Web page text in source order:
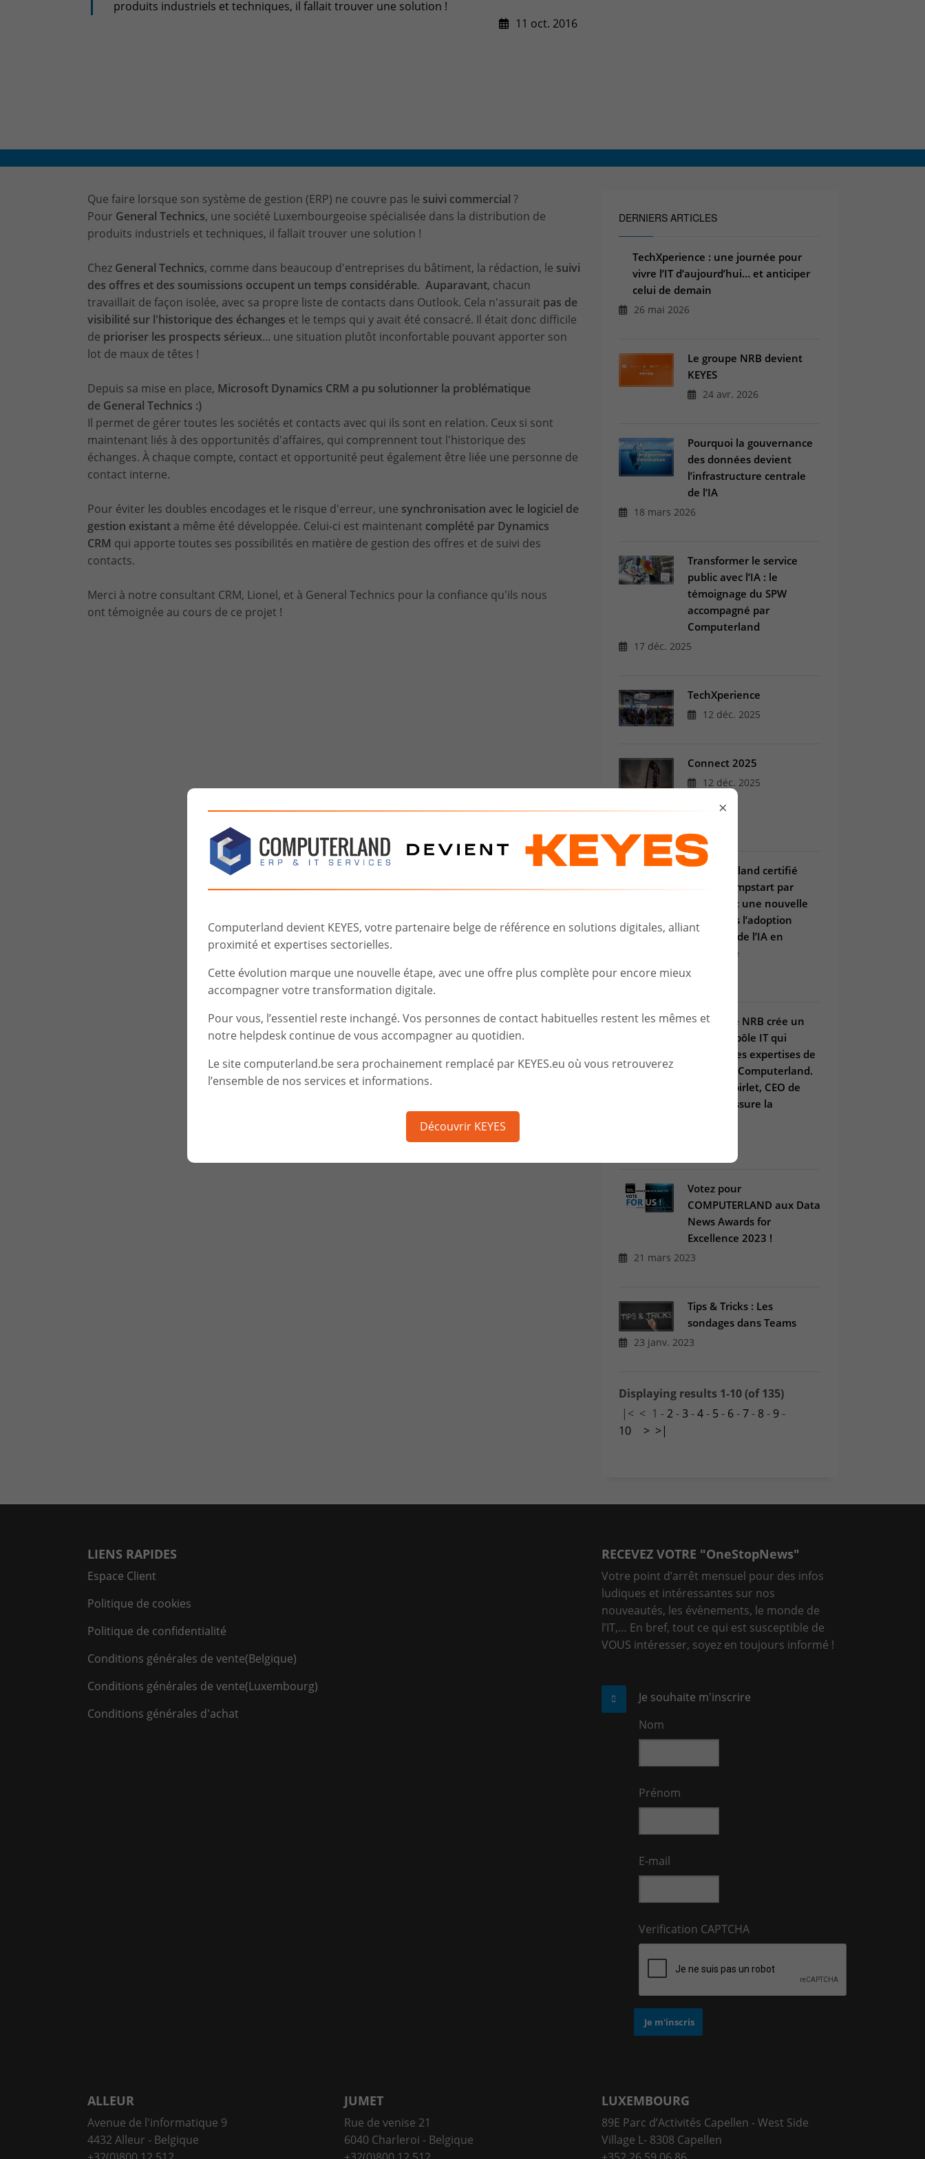
×
Computerland devient KEYES, votre partenaire belge de référence en solutions digitales, alliant
proximité et expertises sectorielles.
Cette évolution marque une nouvelle étape, avec une offre plus complète pour encore mieux
accompagner votre transformation digitale.
Pour vous, l’essentiel reste inchangé. Vos personnes de contact habituelles restent les mêmes et
notre helpdesk continue de vous accompagner au quotidien.
Le site computerland.be sera prochainement remplacé par KEYES.eu où vous retrouverez
l’ensemble de nos services et informations.
Découvrir KEYES
CONTACT & PLAN D'ACCES
produits industriels et techniques, il fallait trouver une solution !
11 oct. 2016
Que faire lorsque son système de gestion (ERP) ne couvre pas le suivi commercial ?
Pour General Technics, une société Luxembourgeoise spécialisée dans la distribution de
produits industriels et techniques, il fallait trouver une solution !
Chez General Technics, comme dans beaucoup d'entreprises du bâtiment, la rédaction, le suivi
des offres et des soumissions occupent un temps considérable. Auparavant, chacun
travaillait de façon isolée, avec sa propre liste de contacts dans Outlook. Cela n'assurait pas de
visibilité sur l'historique des échanges et le temps qui y avait été consacré. Il était donc difficile
de prioriser les prospects sérieux... une situation plutôt inconfortable pouvant apporter son
lot de maux de têtes !
Depuis sa mise en place, Microsoft Dynamics CRM a pu solutionner la problématique
de General Technics :)
Il permet de gérer toutes les sociétés et contacts avec qui ils sont en relation. Ceux si sont
maintenant liés à des opportunités d'affaires, qui comprennent tout l'historique des
échanges. À chaque compte, contact et opportunité peut également être liée une personne de
contact interne.
Pour éviter les doubles encodages et le risque d'erreur, une synchronisation avec le logiciel de
gestion existant a même été développée. Celui-ci est maintenant complété par Dynamics
CRM qui apporte toutes ses possibilités en matière de gestion des offres et de suivi des
contacts.
Merci à notre consultant CRM, Lionel, et à General Technics pour la confiance qu'ils nous
ont témoignée au cours de ce projet !
DERNIERS ARTICLES
TechXperience : une journée pour
vivre l’IT d’aujourd’hui… et anticiper
celui de demain
26 mai 2026
Le groupe NRB devient
KEYES
24 avr. 2026
Pourquoi la gouvernance
des données devient
l’infrastructure centrale
de l’IA
18 mars 2026
Transformer le service
public avec l’IA : le
témoignage du SPW
accompagné par
Computerland
17 déc. 2025
TechXperience
12 déc. 2025
Connect 2025
12 déc. 2025
Computerland certifié
Copilot Jumpstart par
Microsoft : une nouvelle
étape vers l’adoption
maîtrisée de l’IA en
entreprise
03 juil. 2025
Le Groupe NRB crée un
nouveau pôle IT qui
combine les expertises de
Win et de Computerland.
Arnaud Spirlet, CEO de
Win, en assure la
Votez pour
COMPUTERLAND aux Data
News Awards for
Excellence 2023 !
21 mars 2023
Tips & Tricks : Les
sondages dans Teams
23 janv. 2023
Displaying results 1-10 (of 135)
|< < 1 - 2- 3 -4- 5 - 6-7- 8- 9-
10
> >|
LIENS RAPIDES
Espace Client
Politique de cookies
Politique de confidentialité
Conditions générales de vente(Belgique)
Conditions générales de vente(Luxembourg)
Conditions générales d'achat
RECEVEZ VOTRE "OneStopNews"
Votre point d’arrêt mensuel pour des infos
ludiques et intéressantes sur nos
nouveautés, les évènements, le monde de
l’IT,… En bref, tout ce qui est susceptible de
VOUS intéresser, soyez en toujours informé !
Je souhaite m'inscrire
Nom
Prénom
E-mail
Verification CAPTCHA
ALLEUR
Avenue de l'informatique 9
4432 Alleur - Belgique
JUMET
Rue de venise 21
6040 Charleroi - Belgique
LUXEMBOURG
89E Parc d’Activités Capellen - West Side
Village L- 8308 Capellen